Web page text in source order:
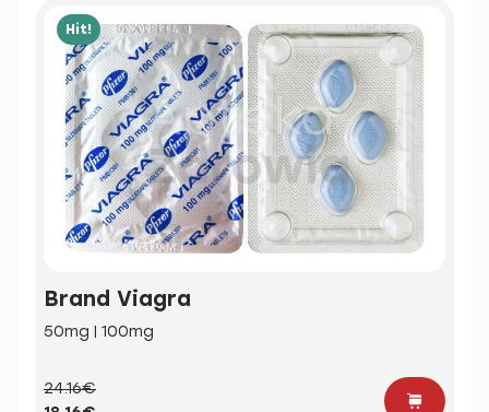
Hit!
Brand Viagra
50mg | 100mg
24.16€